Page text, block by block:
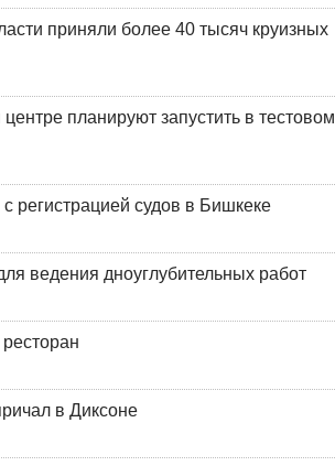
приняли более 40 тысяч круизных
планируют запустить в тестовом
регистрацией судов в Бишкеке
ведения дноуглубительных работ
в Диксоне